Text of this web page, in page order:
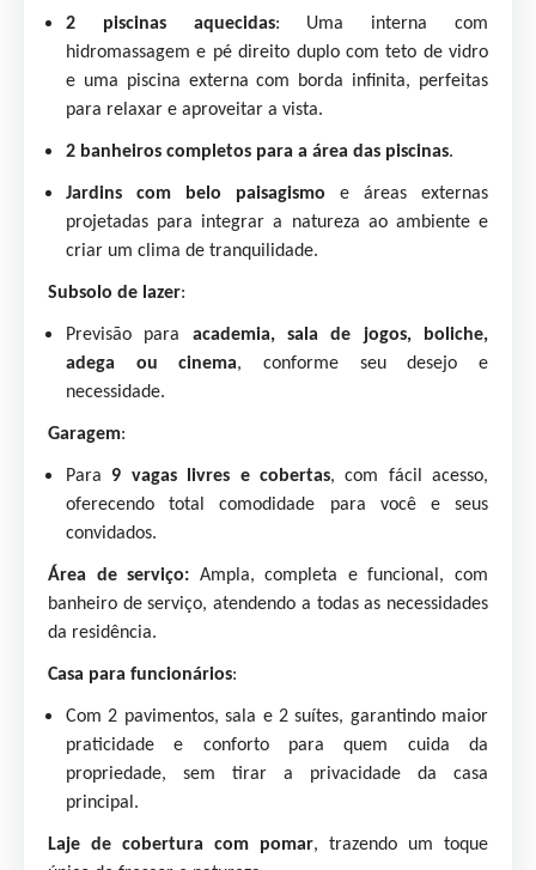
2 piscinas aquecidas: Uma interna com
hidromassagem e pé direito duplo com teto de vidro
e uma piscina externa com borda infinita, perfeitas
para relaxar e aproveitar a vista.
2 banheiros completos para a área das piscinas.
Jardins com belo paisagismo e áreas externas
projetadas para integrar a natureza ao ambiente e
criar um clima de tranquilidade.
Subsolo de lazer:
Previsão para academia, sala de jogos, boliche,
adega ou cinema, conforme seu desejo e
necessidade.
Garagem:
Para 9 vagas livres e cobertas, com fácil acesso,
oferecendo total comodidade para você e seus
convidados.
Área de serviço: Ampla, completa e funcional, com
banheiro de serviço, atendendo a todas as necessidades
da residência.
Casa para funcionários:
Com 2 pavimentos, sala e 2 suítes, garantindo maior
praticidade e conforto para quem cuida da
propriedade, sem tirar a privacidade da casa
principal.
Laje de cobertura com pomar, trazendo um toque